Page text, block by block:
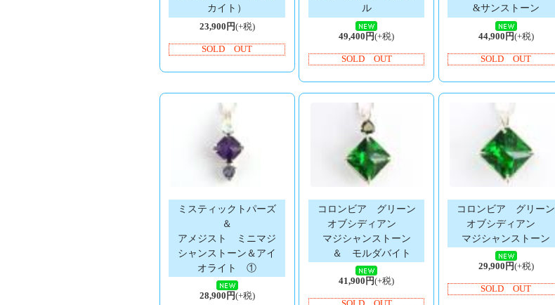
カイト）
23,900円(+税)
SOLD OUT
ル
49,400円(+税)
SOLD OUT
&サンストーン
44,900円(+税)
SOLD OUT
ミスティックトパーズ
＆
アメジスト ミニマジ
シャンストーン＆アイ
オライト ①
28,900円(+税)
コロンビア グリーン
オブシディアン
マジシャンストーン
＆ モルダバイト
41,900円(+税)
コロンビア グリーン
オブシディアン
マジシャンストーン
29,900円(+税)
SOLD OUT